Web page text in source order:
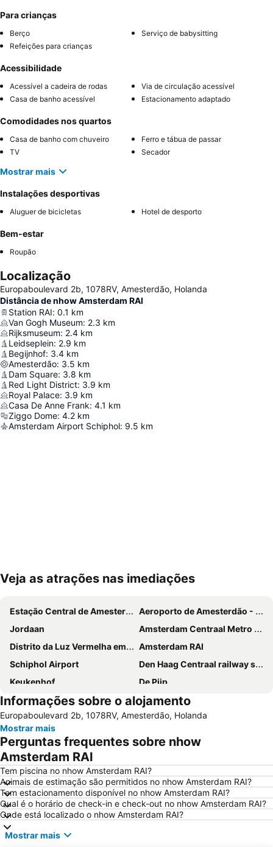
Para crianças
Berço
Serviço de babysitting
Refeições para crianças
Acessibilidade
Acessível a cadeira de rodas
Via de circulação acessível
Casa de banho acessível
Estacionamento adaptado
Comodidades nos quartos
Casa de banho com chuveiro
Ferro e tábua de passar
TV
Secador
Mostrar mais
Instalações desportivas
Aluguer de bicicletas Hotel de desporto
Bem-estar
Roupão
Localização
Europaboulevard 2b, 1078RV, Amesterdão, Holanda
Distância de nhow Amsterdam RAI
Station RAI: 0.1 km
Van Gogh Museum: 2.3 km
Rijksmuseum: 2.4 km
Leidseplein: 2.9 km
Begijnhof: 3.4 km
Amesterdão: 3.5 km
Dam Square: 3.8 km
Red Light District: 3.9 km
Royal Palace: 3.9 km
Casa De Anne Frank: 4.1 km
Ziggo Dome: 4.2 km
Amsterdam Airport Schiphol: 9.5 km
Ampliar mapa
Veja as atrações nas imediações
Estação Central de Amesterdão
Aeroporto de Amesterdão - Schiphol
Jordaan
Amsterdam Centraal Metro Station
Distrito da Luz Vermelha em Amesterdão
Amsterdam RAI
Schiphol Airport
Den Haag Centraal railway station
Keukenhof
De Pijp
Dam
Amsterdam ArenA
Ziggo Dome
Anne Frank Museum
Utrecht Centraal Station
Sloterdijk
Leidseplein
Oud-Zuid
Jaarbeurs Utrecht
Haven Amsterdam
Stadium Galgenwaard
Scheveningen Beach
Cruzeiros Internacionais pelos Canais da Holanda
Grachtengordel
Amstel Metro Station
Amsterdam Museum
Informações sobre o alojamento
Europaboulevard 2b, 1078RV, Amesterdão, Holanda
Mostrar mais
Perguntas frequentes sobre nhow
Amsterdam RAI
Tem piscina no nhow Amsterdam RAI?
Animais de estimação são permitidos no nhow Amsterdam RAI?
Tem estacionamento disponível no nhow Amsterdam RAI?
Qual é o horário de check-in e check-out no nhow Amsterdam RAI?
Onde está localizado o nhow Amsterdam RAI?
Mostrar mais